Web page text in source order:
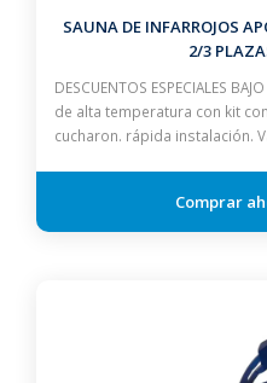
SAUNA DE INFARROJOS
2/3
DESCUENTOS ESPECIALES
de alta temperatura con kit
cucharon. rápida instalación.